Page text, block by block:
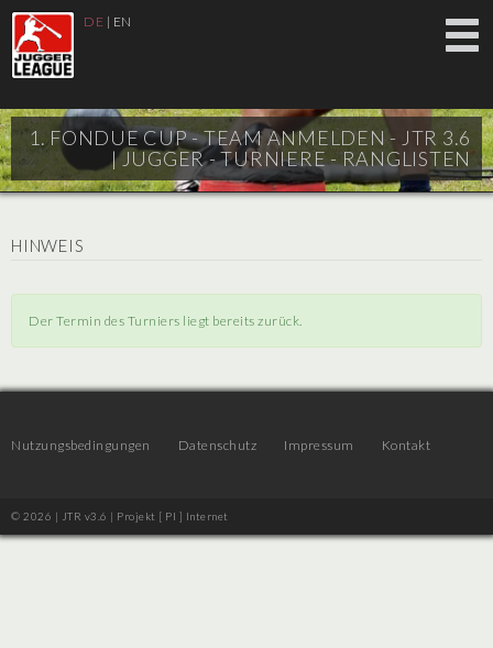
DE | EN
1. FONDUE CUP - TEAM ANMELDEN - JTR 3.6
|JUGGER - TURNIERE - RANGLISTEN
HINWEIS
Der Termin des Turniers liegt bereits zurück.
Nutzungsbedingungen Datenschutz Impressum Kontakt
© 2026 | JTR v3.6 | Projekt [ PI ] Internet